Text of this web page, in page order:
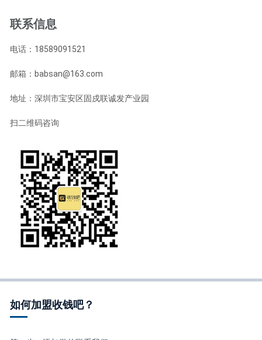
联系信息
电话：18589091521
邮箱：babsan@163.com
地址：深圳市宝安区固戍联诚发产业园
扫二维码咨询
如何加盟收钱吧？